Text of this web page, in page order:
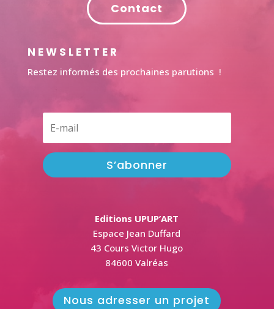
Contact
NEWSLETTER
Restez informés des prochaines parutions !
S’abonner
Editions UPUP’ART
Espace Jean Duffard
43 Cours Victor Hugo
84600 Valréas
Nous adresser un projet